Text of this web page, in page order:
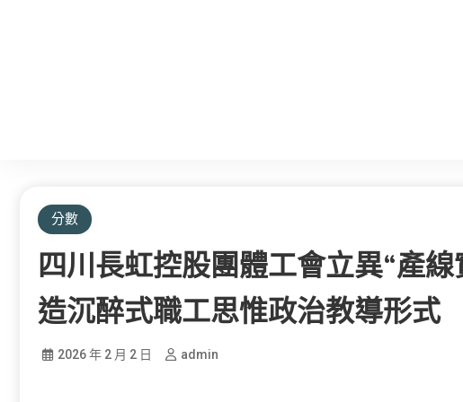
分數
四川長虹控股團體工會立異“產
造沉醉式職工思惟政治教導形式
2026 年 2 月 2 日 admin